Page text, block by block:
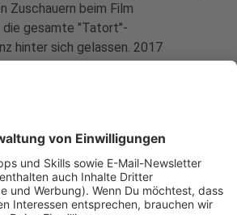
Zuschauern beim Film
die gesamte "Tatort"-
hinter sich gelassen. 2017
den 14,6 Millionen
Auch in diesem Jahr liegen die